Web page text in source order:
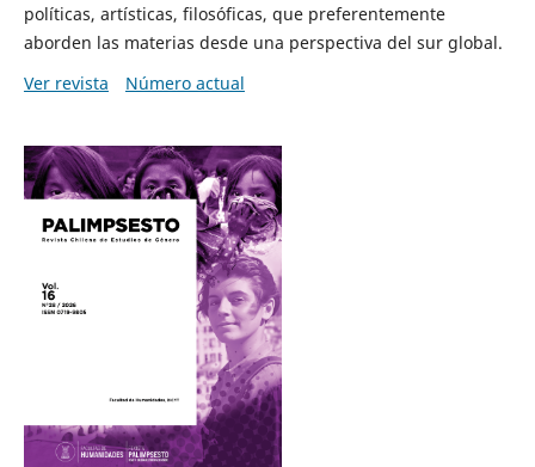
políticas, artísticas, filosóficas, que preferentemente
aborden las materias desde una perspectiva del sur global.
Ver revista
Número actual